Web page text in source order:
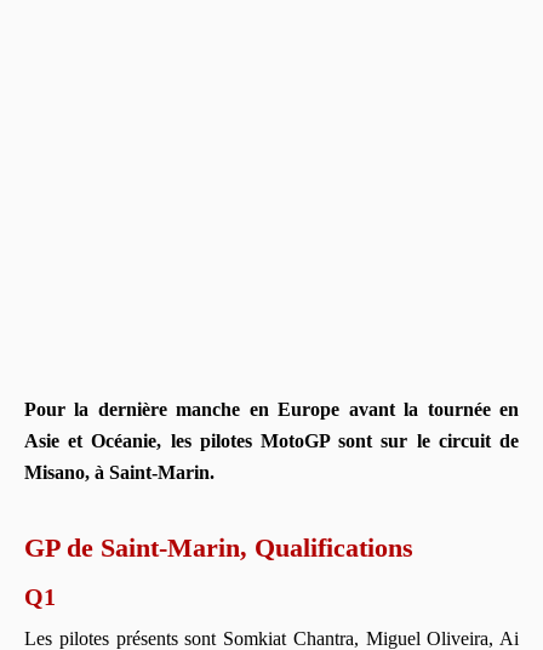
Pour la dernière manche en Europe avant la tournée en
Asie et Océanie, les pilotes MotoGP sont sur le circuit de
Misano, à Saint-Marin.
GP de Saint-Marin, Qualifications
Q1
Les pilotes présents sont Somkiat Chantra, Miguel Oliveira, Ai